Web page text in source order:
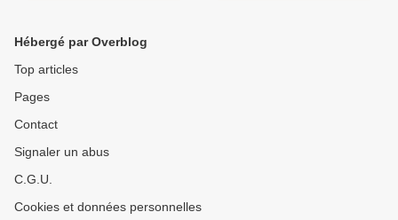
Hébergé par Overblog
Top articles
Pages
Contact
Signaler un abus
C.G.U.
Cookies et données personnelles